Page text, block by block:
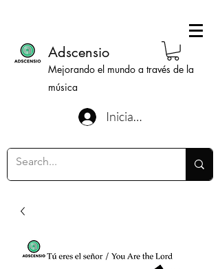
Adscensio
Mejorando el mundo a través de la
música
Iniciar sesión